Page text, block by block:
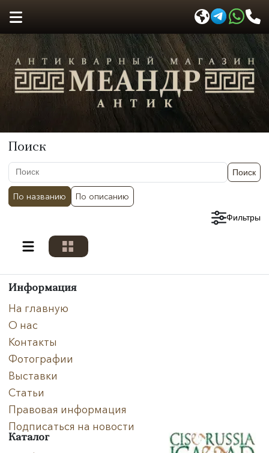
Поиск
Поиск
По названию По описанию
Фильтры
Разделы
Направление
Век
Страна
Цена
Тип
Автор
Информация
На главную
О нас
Контакты
Фотографии
Выставки
Статьи
Правовая информация
Подписаться на новости
Каталог